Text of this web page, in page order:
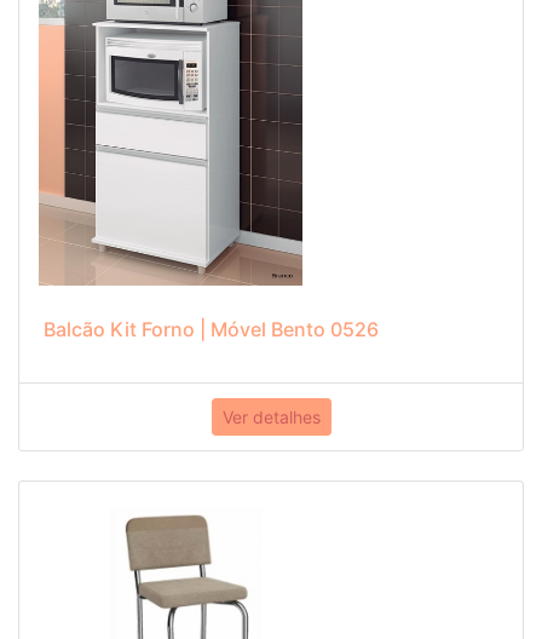
Balcão Kit Forno | Móvel Bento 0526
Ver detalhes